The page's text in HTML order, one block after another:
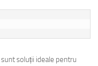
sunt soluții ideale pentru